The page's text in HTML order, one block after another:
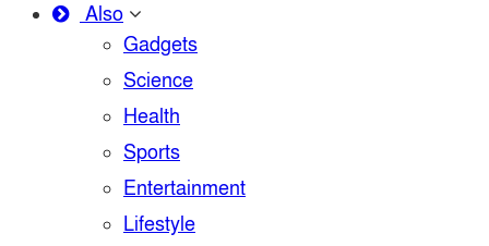
Also
Gadgets
Science
Health
Sports
Entertainment
Lifestyle